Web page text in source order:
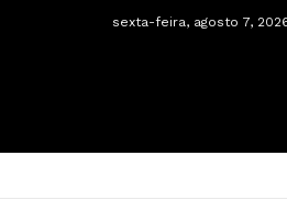
sexta-feira, agosto 7,